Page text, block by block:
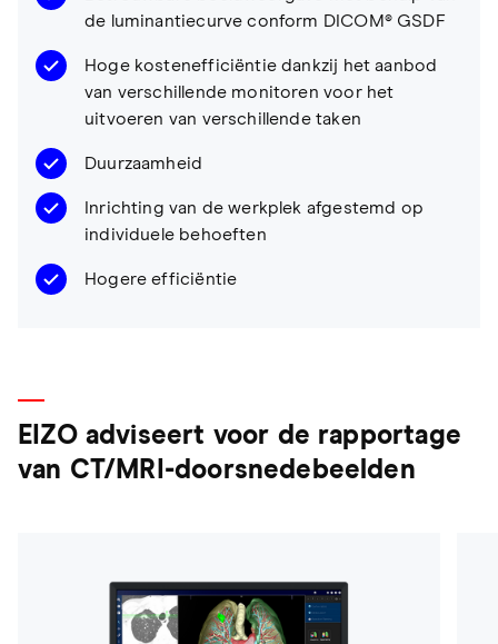
de luminantiecurve conform DICOM® GSDF
Hoge kostenefficiëntie dankzij het aanbod
van verschillende monitoren voor het
uitvoeren van verschillende taken
Duurzaamheid
Inrichting van de werkplek afgestemd op
individuele behoeften
Hogere efficiëntie
EIZO adviseert voor de rapportage
van CT/MRI-doorsnedebeelden